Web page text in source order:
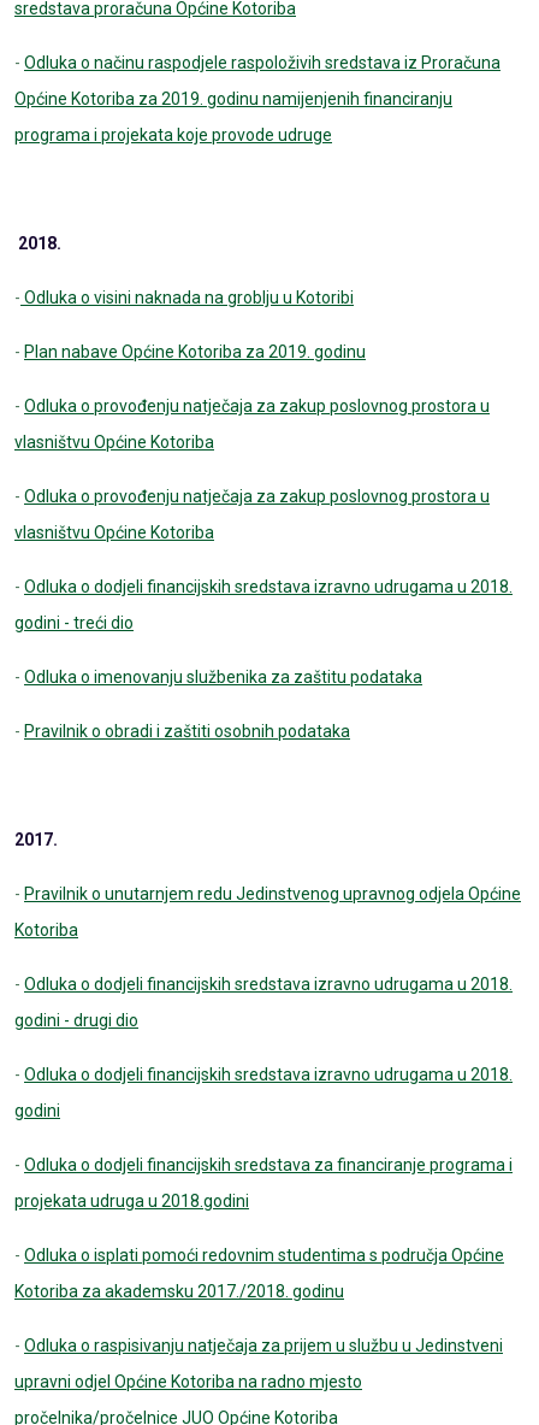
sredstava proračuna Općine Kotoriba
- Odluka o načinu raspodjele raspoloživih sredstava iz Proračuna
Općine Kotoriba za 2019. godinu namijenjenih financiranju
programa i projekata koje provode udruge
2018.
- Odluka o visini naknada na groblju u Kotoribi
- Plan nabave Općine Kotoriba za 2019. godinu
- Odluka o provođenju natječaja za zakup poslovnog prostora u
vlasništvu Općine Kotoriba
- Odluka o provođenju natječaja za zakup poslovnog prostora u
vlasništvu Općine Kotoriba
- Odluka o dodjeli financijskih sredstava izravno udrugama u 2018.
godini - treći dio
- Odluka o imenovanju službenika za zaštitu podataka
- Pravilnik o obradi i zaštiti osobnih podataka
2017.
- Pravilnik o unutarnjem redu Jedinstvenog upravnog odjela Općine
Kotoriba
- Odluka o dodjeli financijskih sredstava izravno udrugama u 2018.
godini - drugi dio
- Odluka o dodjeli financijskih sredstava izravno udrugama u 2018.
godini
- Odluka o dodjeli financijskih sredstava za financiranje programa i
projekata udruga u 2018.godini
- Odluka o isplati pomoći redovnim studentima s područja Općine
Kotoriba za akademsku 2017./2018. godinu
- Odluka o raspisivanju natječaja za prijem u službu u Jedinstveni
upravni odjel Općine Kotoriba na radno mjesto
pročelnika/pročelnice JUO Općine Kotoriba